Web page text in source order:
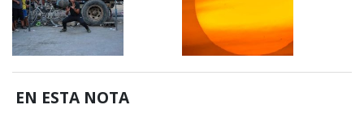
EN ESTA NOTA